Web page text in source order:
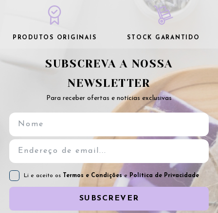
PRODUTOS ORIGINAIS STOCK GARANTIDO
SUBSCREVA A NOSSA
NEWSLETTER
Para receber ofertas e notícias exclusivas
Li e aceito os Termos e Condiçõese Política de Privacidade
SUBSCREVER